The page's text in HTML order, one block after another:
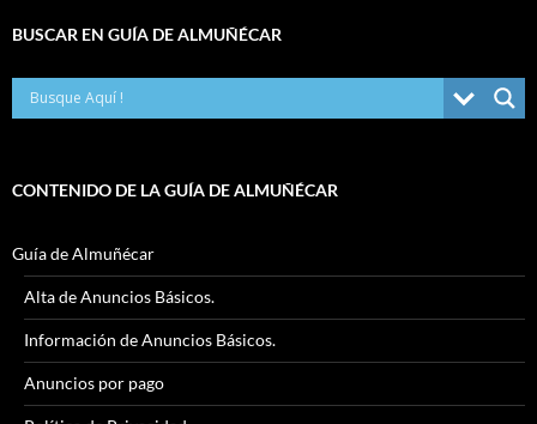
BUSCAR EN GUÍA DE ALMUÑÉCAR
CONTENIDO DE LA GUÍA DE ALMUÑÉCAR
Guía de Almuñécar
Alta de Anuncios Básicos.
Información de Anuncios Básicos.
Anuncios por pago